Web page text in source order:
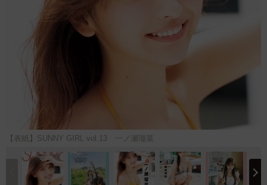
【表紙】SUNNY GIRL vol.13 一ノ瀬瑠菜